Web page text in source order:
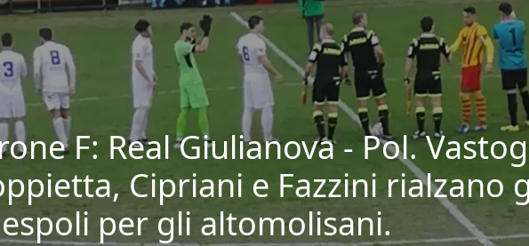
F: Real Giulianova - Pol.
Cipriani e Fazzini rialzano
per gli altomolisani.